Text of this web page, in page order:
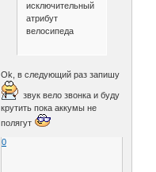
исключительный
атрибут
велосипеда
Ok, в следующий раз запишу
звук вело звонка и буду
крутить пока аккумы не
полягут
0